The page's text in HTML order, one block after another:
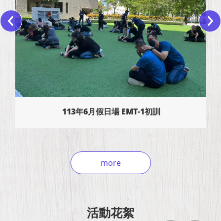
113年6月假日場 EMT-1初訓
more
活動花絮